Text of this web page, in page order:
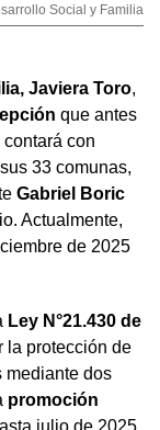
Social y Familia
Javiera Toro,
que antes
contará con
33 comunas,
Gabriel Boric
Actualmente,
de 2025
Ley N°21.430 de
la protección de
mediante dos
promoción
julio de 2025,